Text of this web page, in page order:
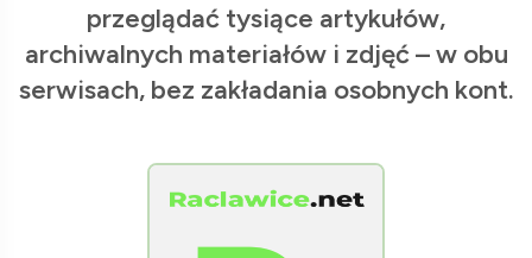
przeglądać tysiące artykułów,
archiwalnych materiałów i zdjęć – w obu
serwisach, bez zakładania osobnych kont.